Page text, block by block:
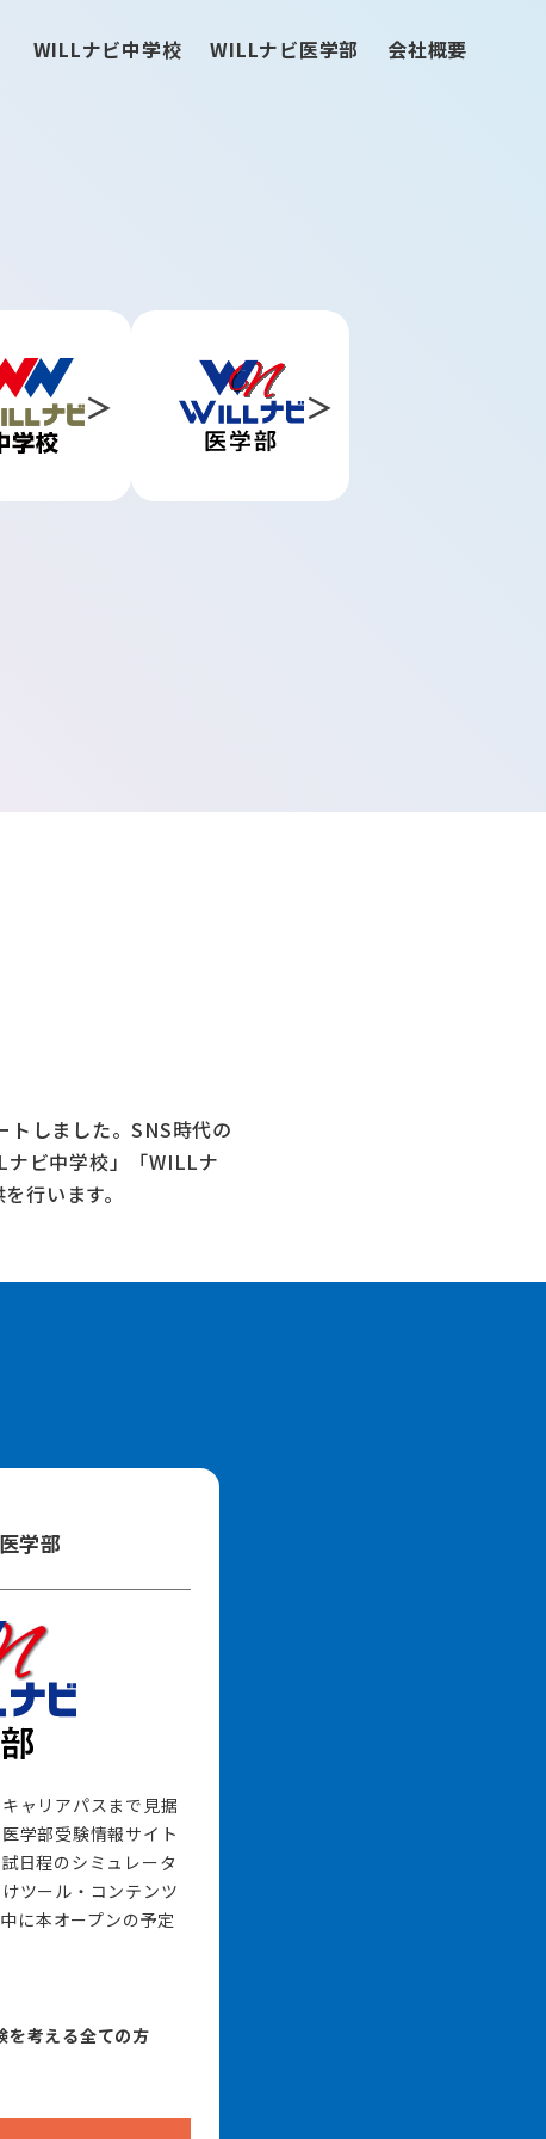
WILLナビ中学校 WILLナビ医学部 会社概要
しました。SNS時代の
ナビ中学校」
「WILLナ
行います。
学部
ャリアパスまで見据
学部受験情報サイト
日程のシミュレータ
ツール・コンテンツ
に本オープンの予定
を考える全ての方